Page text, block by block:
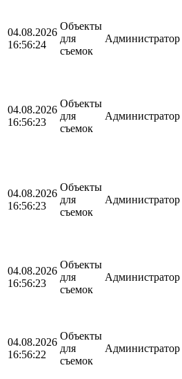
04.08.2026
16:56:24
Объекты
для
съемок
Администратор
04.08.2026
16:56:23
Объекты
для
съемок
Администратор
04.08.2026
16:56:23
Объекты
для
съемок
Администратор
04.08.2026
16:56:23
Объекты
для
съемок
Администратор
04.08.2026
16:56:22
Объекты
для
съемок
Администратор